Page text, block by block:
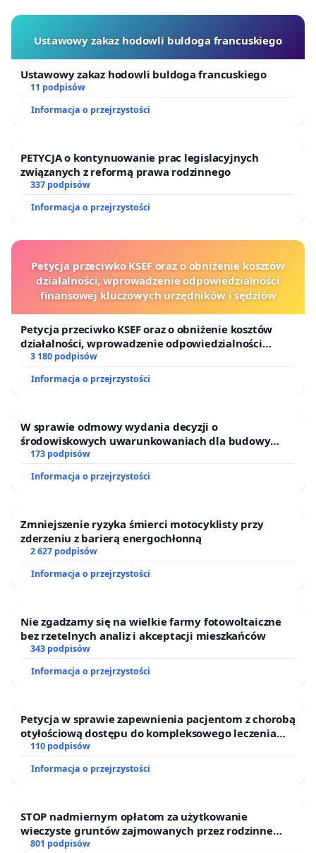
Ustawowy zakaz hodowli buldoga francuskiego
Ustawowy zakaz hodowli buldoga francuskiego
11 podpisów
Informacja o przejrzystości
PETYCJA o kontynuowanie prac legislacyjnych
związanych z reformą prawa rodzinnego
337 podpisów
Informacja o przejrzystości
Petycja przeciwko KSEF oraz o obniżenie kosztów
działalności, wprowadzenie odpowiedzialności
finansowej kluczowych urzędników i sędziów
Petycja przeciwko KSEF oraz o obniżenie kosztów
działalności, wprowadzenie odpowiedzialności
finansowej kluczowych urzędników i sędziów
3 180 podpisów
Informacja o przejrzystości
W sprawie odmowy wydania decyzji o
środowiskowych uwarunkowaniach dla budowy
zakładu wytwarzania biometanu „Krynki” w
Ostrowiu Południowym oraz ochrony mieszkańców i
Puszczy Knyszyńskiej
173 podpisów
Informacja o przejrzystości
Zmniejszenie ryzyka śmierci motocyklisty przy
zderzeniu z barierą energochłonną
2 627 podpisów
Informacja o przejrzystości
Nie zgadzamy się na wielkie farmy fotowoltaiczne
bez rzetelnych analiz i akceptacji mieszkańców
343 podpisów
Informacja o przejrzystości
Petycja w sprawie zapewnienia pacjentom z chorobą
otyłościową dostępu do kompleksowego leczenia
oraz programów profilaktycznych.
110 podpisów
Informacja o przejrzystości
STOP nadmiernym opłatom za użytkowanie
wieczyste gruntów zajmowanych przez rodzinne
ogrody działkowe.
801 podpisów